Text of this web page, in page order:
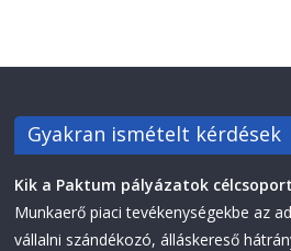
Gyakran ismételt kérdések
Kik a Paktum pályázatok
Munkaerő piaci tevékenységekbe az
vállalni szándékozó, álláskereső